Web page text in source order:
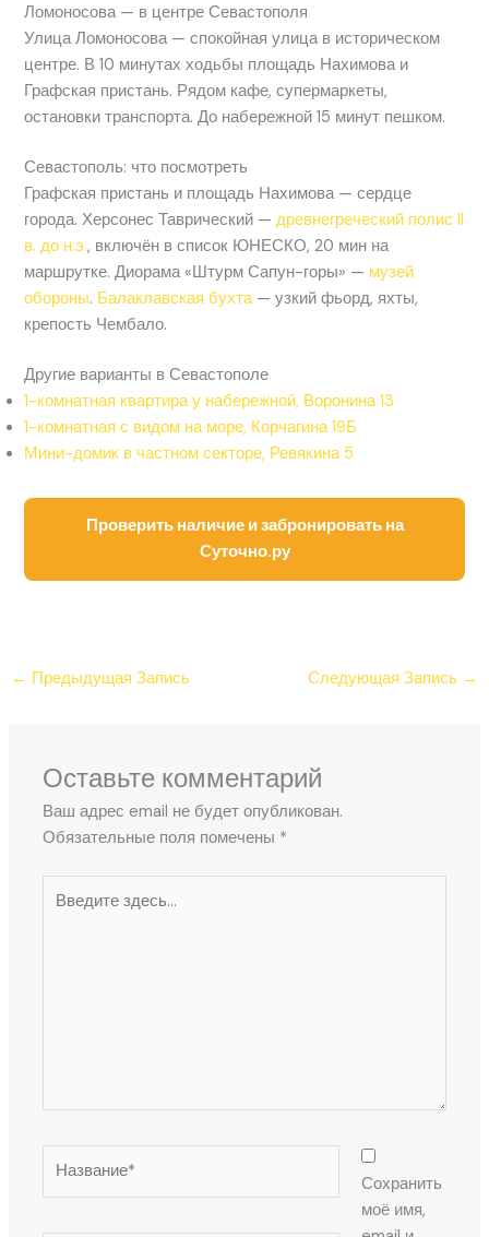
Ломоносова — в центре Севастополя
Улица Ломоносова — спокойная улица в историческом
центре. В 10 минутах ходьбы площадь Нахимова и
Графская пристань. Рядом кафе, супермаркеты,
остановки транспорта. До набережной 15 минут пешком.
Севастополь: что посмотреть
Графская пристань и площадь Нахимова — сердце
города. Херсонес Таврический —древнегреческий полис II
в. до н.э., включён в список ЮНЕСКО, 20 мин на
маршрутке. Диорама «Штурм Сапун-горы» — музей
обороны. Балаклавская бухта— узкий фьорд, яхты,
крепость Чембало.
Другие варианты в Севастополе
1-комнатная квартира у набережной, Воронина 13
1-комнатная с видом на море, Корчагина 19Б
Мини-домик в частном секторе, Ревякина 5
Проверить наличие и забронировать на
Суточно.ру
← Предыдущая Запись Следующая Запись →
Оставьте комментарий
Ваш адрес email не будет опубликован.
Обязательные поля помечены *
здесь...
Сохранить
моё имя,